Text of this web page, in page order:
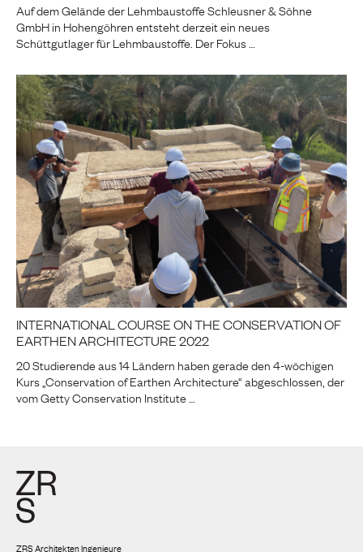
Auf dem Gelände der Lehmbaustoffe Schleusner & Söhne
GmbH in Hohengöhren entsteht derzeit ein neues
Schüttgutlager für Lehmbaustoffe. Der Fokus …
INTERNATIONAL COURSE ON THE CONSERVATION OF
EARTHEN ARCHITECTURE 2022
20 Studierende aus 14 Ländern haben gerade den 4-wöchigen
Kurs „Conservation of Earthen Architecture“ abgeschlossen, der
vom Getty Conservation Institute …
ZRS Architekten Ingenieure